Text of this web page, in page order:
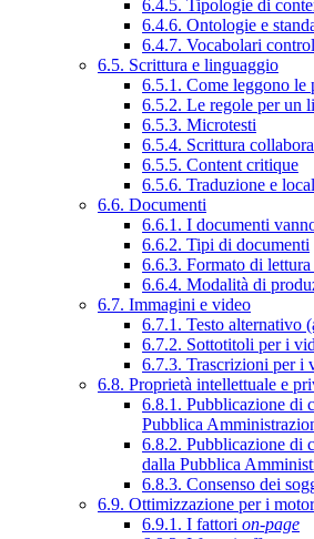
6.4.5. Tipologie di
6.4.6. Ontologie e
6.4.7. Vocabolari
6.5. Scrittura e linguaggio
6.5.1. Come leggono le
6.5.2. Le regole per un
6.5.3. Microtesti
6.5.4. Scrittura
6.5.5. Content critique
6.5.6. Traduzione e
6.6. Documenti
6.6.1. I documenti
6.6.2. Tipi di documenti
6.6.3. Formato di
6.6.4. Modalità di
6.7. Immagini e video
6.7.1. Testo alternativo
6.7.2. Sottotitoli per i
6.7.3. Trascrizioni per i
6.8. Proprietà intellettuale e
6.8.1. Pubblicazione di
Pubblica
6.8.2. Pubblicazione di
dalla Pubblica
6.8.3. Consenso dei
6.9. Ottimizzazione per i
6.9.1. I fattori on-page